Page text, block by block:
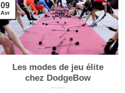
Les modes de jeu élite
chez DodgeBow
09
Avr